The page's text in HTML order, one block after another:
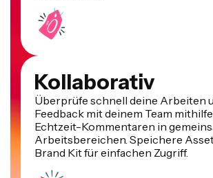
Kollaborativ
Überprüfe schnell deine Arbeiten
Feedback mit deinem Team
Echtzeit-Kommentaren in
Arbeitsbereichen. Speichere
Brand Kit für einfachen Zugriff.